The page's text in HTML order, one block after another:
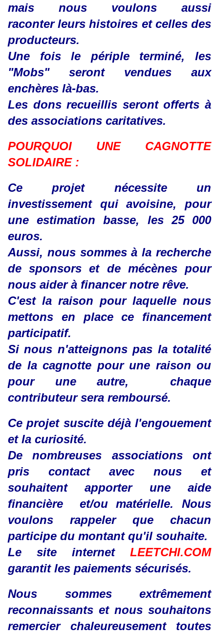
mais nous voulons aussi
raconterleurs histoires et celles des
producteurs.
Une fois le périple terminé, les
"Mobs" seront vendues aux
enchères là-bas.
Les dons recueillis seront offerts à
des associations caritatives.
POURQUOI UNE CAGNOTTE
SOLIDAIRE :
Ce projet nécessite un
investissement qui avoisine, pour
une estimation basse, les 25 000
euros.
Aussi, nous sommes à la recherche
de sponsors et de mécènes pour
nous aider à financer notre rêve.
C'est la raison pour laquelle nous
mettons en place ce financement
participatif.
Si nous n'atteignons pas la totalité
de la cagnotte pour une raison ou
pour une autre, chaque
contributeur sera remboursé.
Ce projet suscite déjà l'engouement
et la curiosité.
De nombreuses associations ont
pris contact avec nous et
souhaitent apporter une aide
financière et/ou matérielle. Nous
voulons rappeler que chacun
participe du montant qu'il souhaite.
Le site internet LEETCHI.COM
garantit les paiements sécurisés.
Nous sommes extrêmement
reconnaissants et nous souhaitons
remercier chaleureusement toutes